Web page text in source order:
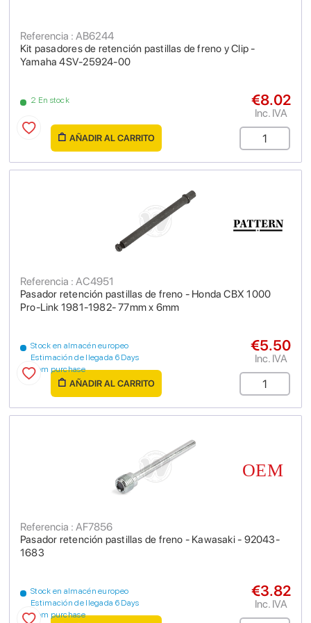
Kit pasadores de retención pastillas de freno y Clip -
Yamaha 4SV-25924-00
Referencia : AB6244
2 En stock €8.02
Inc. IVA
AÑADIR AL CARRITO
Pasador retención pastillas de freno - Honda CBX 1000
Pro-Link 1981-1982- 77mm x 6mm
Referencia : AC4951
Stock en almacén europeo
Estimación de llegada 6 Days
from purchase
€5.50
Inc. IVA
AÑADIR AL CARRITO
Pasador retención pastillas de freno - Kawasaki - 92043-
1683
Referencia : AF7856
Stock en almacén europeo
Estimación de llegada 6 Days
from purchase
€3.82
Inc. IVA